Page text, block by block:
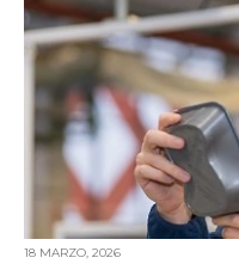
18 MARZO, 2026